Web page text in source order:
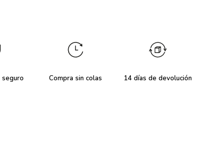
Compra sin colas 14 días de devolución